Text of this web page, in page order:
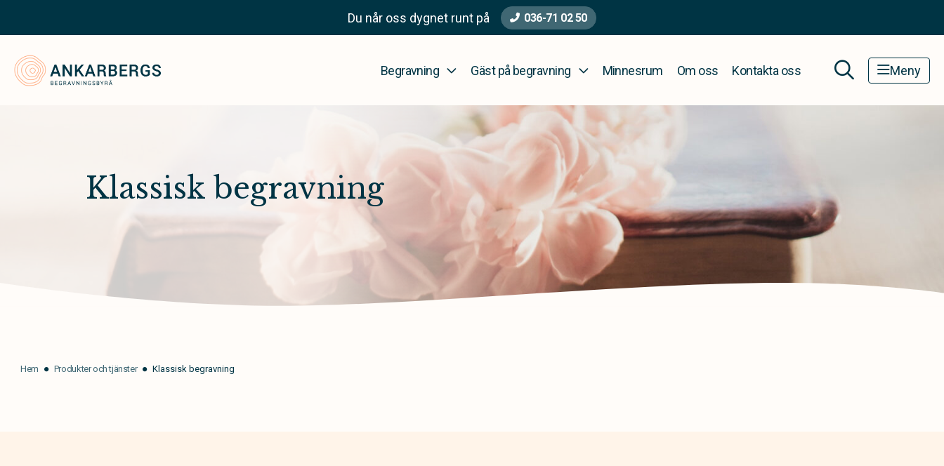
Du når oss dygnet runt på 036-71 02 50
Begravning Gäst på begravning Minnesrum Om oss Kontakta oss Meny
Klassisk begravning
Hem Produkter och tjänster Klassisk begravning